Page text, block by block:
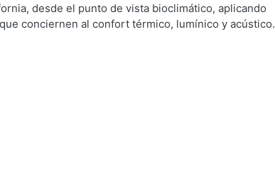
desde el punto de vista bioclimático, aplicando
conciernen al confort térmico, lumínico y acústico.